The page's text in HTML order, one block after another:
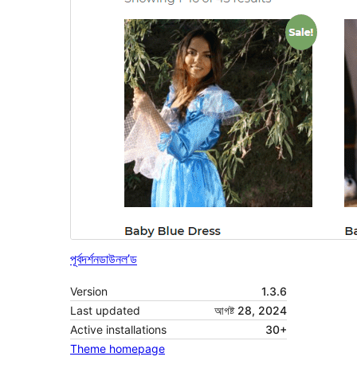
পূৰ্বদৰ্শনডাউনল’ড
Version
1.3.6
Last updated
আগষ্ট 28, 2024
Active installations
30+
Theme homepage